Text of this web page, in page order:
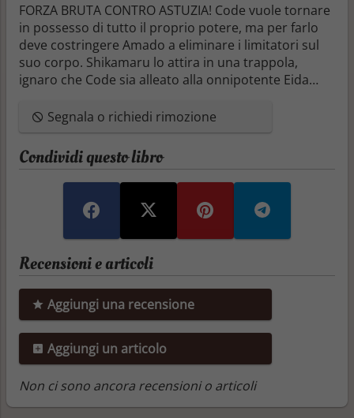
FORZA BRUTA CONTRO ASTUZIA! Code vuole tornare
in possesso di tutto il proprio potere, ma per farlo
deve costringere Amado a eliminare i limitatori sul
suo corpo. Shikamaru lo attira in una trappola,
ignaro che Code sia alleato alla onnipotente Eida…
Segnala o richiedi rimozione
Condividi questo libro
Recensioni e articoli
Aggiungi una recensione
Aggiungi un articolo
Non ci sono ancora recensioni o articoli